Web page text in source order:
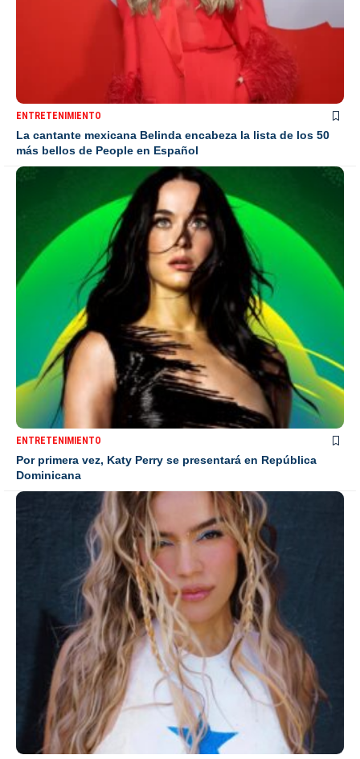
ENTRETENIMIENTO
La cantante mexicana Belinda encabeza la lista de los 50
más bellos de People en Español
ENTRETENIMIENTO
Por primera vez, Katy Perry se presentará en República
Dominicana